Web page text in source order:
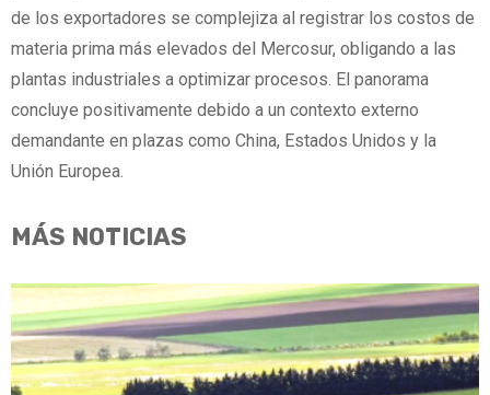
de los exportadores se complejiza al registrar los costos de
materia prima más elevados del Mercosur, obligando a las
plantas industriales a optimizar procesos. El panorama
concluye positivamente debido a un contexto externo
demandante en plazas como China, Estados Unidos y la
Unión Europea.
MÁS NOTICIAS